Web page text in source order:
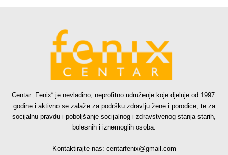
Centar „Fenix“ je nevladino, neprofitno udruženje koje djeluje od 1997.
godine i aktivno se zalaže za podršku zdravlju žene i porodice, te za
socijalnu pravdu i poboljšanje socijalnog i zdravstvenog stanja starih,
bolesnih i iznemoglih osoba.
Kontaktirajte nas: centarfenix@gmail.com